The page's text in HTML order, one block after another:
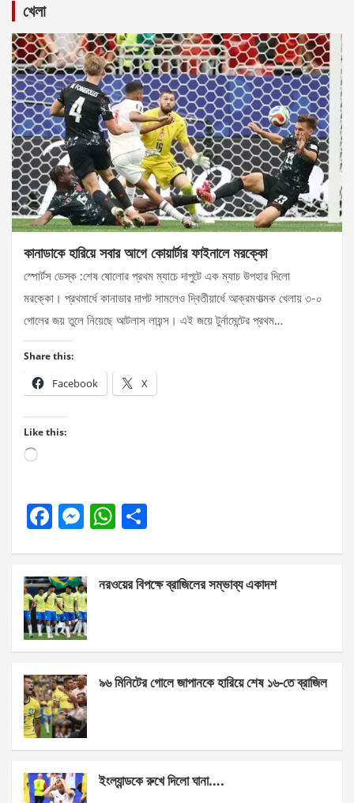
খেলা
কানাডাকে হারিয়ে সবার আগে কোয়ার্টার ফাইনালে মরক্কো
স্পোর্টস ডেস্ক :শেষ ষোলোর প্রথম ম্যাচে দাপুটে এক ম্যাচ উপহার দিলো
মরক্কো। প্রথমার্ধে কানাডার দাপট সামলেও দ্বিতীয়ার্ধে আক্রমণাত্মক খেলায় ৩-০
গোলের জয় তুলে নিয়েছে আটলাস লায়ন্স। এই জয়ে টুর্নামেন্টের প্রথম…
Share this:
Facebook X
Like this:
Loading…
F
b
o
o
k
M
n
g
er
W
s
p
e
নরওয়ের বিপক্ষে ব্রাজিলের সম্ভাব্য একাদশ
৯৬ মিনিটের গোলে জাপানকে হারিয়ে শেষ ১৬-তে ব্রাজিল
ইংল্যান্ডকে রুখে দিলো ঘানা….